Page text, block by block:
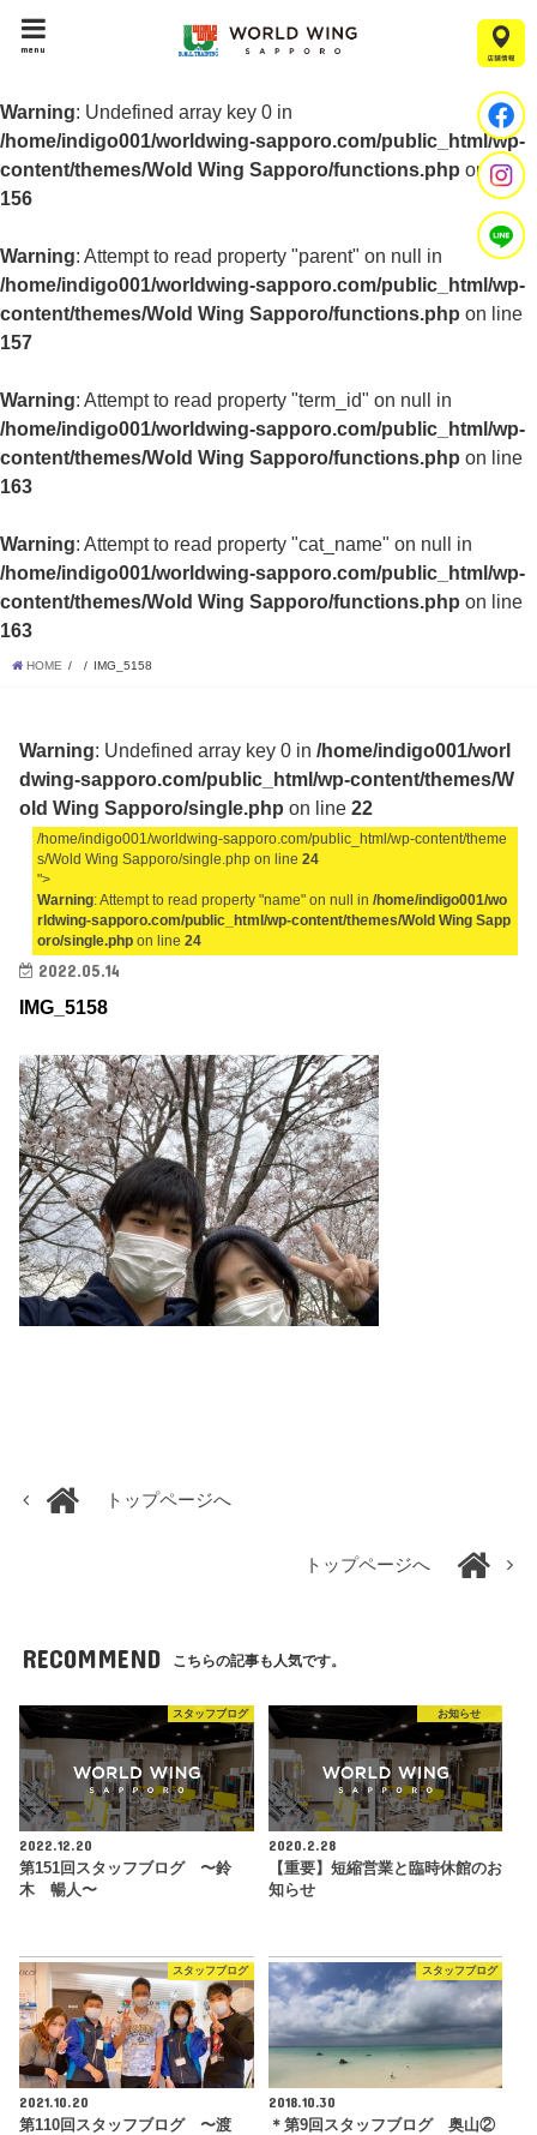
menu
Warning: Undefined array key 0 in
/home/indigo001/worldwing-sapporo.com/public_html/wp-
content/themes/Wold Wing Sapporo/functions.php on line
156
Warning: Attempt to read property "parent" on null in
/home/indigo001/worldwing-sapporo.com/public_html/wp-
content/themes/Wold Wing Sapporo/functions.php on line
157
Warning: Attempt to read property "term_id" on null in
/home/indigo001/worldwing-sapporo.com/public_html/wp-
content/themes/Wold Wing Sapporo/functions.php on line
163
Warning: Attempt to read property "cat_name" on null in
/home/indigo001/worldwing-sapporo.com/public_html/wp-
content/themes/Wold Wing Sapporo/functions.php on line
163
HOME IMG_5158
Warning: Undefined array key 0 in/home/indigo001/worl
dwing-sapporo.com/public_html/wp-content/themes/W
old Wing Sapporo/single.php on line22
/home/indigo001/worldwing-sapporo.com/public_html/wp-content/theme
s/Wold Wing Sapporo/single.php on line24
">
Warning: Attempt to read property "name" on null in/home/indigo001/wo
rldwing-sapporo.com/public_html/wp-content/themes/Wold Wing Sapp
oro/single.php on line24
2022.05.14
IMG_5158
トップページへ
トップページへ
RECOMMEND こちらの記事も人気です。
スタッフブログ
2022.12.20
第151回スタッフブログ 〜鈴
木 暢人〜
お知らせ
2020.2.28
【重要】短縮営業と臨時休館のお
知らせ
スタッフブログ
2021.10.20
第110回スタッフブログ 〜渡
スタッフブログ
2018.10.30
＊第9回スタッフブログ 奥山②